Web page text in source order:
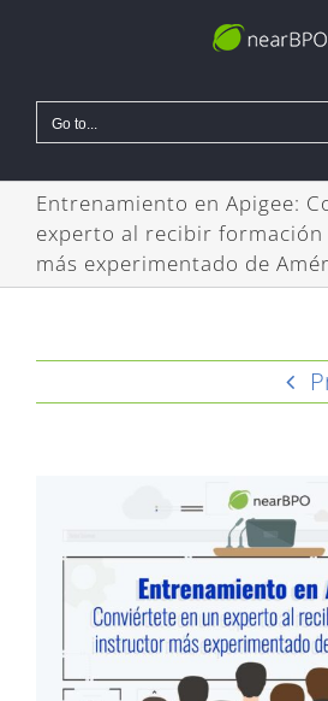
content
Go to...
Entrenamiento en Apigee:
experto al recibir
más experimentado de